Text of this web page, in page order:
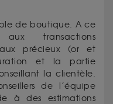
de boutique. A ce
transactions
précieux (or et
et la partie
la clientèle.
de l’équipe
à des estimations